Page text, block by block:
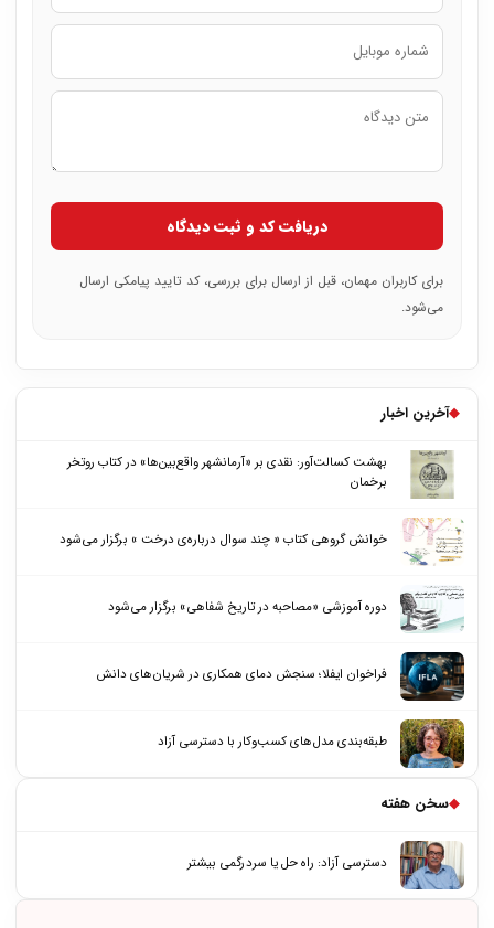
◆آخرین اخبار
بهشت کسالت‌آور: نقدی بر «آرمانشهر واقع‌بین‌ها» در کتاب روتخر
برخمان
خوانش گروهی کتاب « چند سوال درباره‌ی درخت » برگزار می‌شود
دوره آموزشی «مصاحبه در تاریخ شفاهی» برگزار می‌شود
فراخوان ایفلا؛ سنجش دمای همکاری در شریان‌های دانش
طبقه‌بندی مدل‌های کسب‌وکار با دسترسی آزاد
◆سخن هفته
دسترسی آزاد: راه حل یا سردرگمی بیشتر
دریافت کد و ثبت دیدگاه
برای کاربران مهمان، قبل از ارسال برای بررسی، کد تایید پیامکی ارسال
می‌شود.